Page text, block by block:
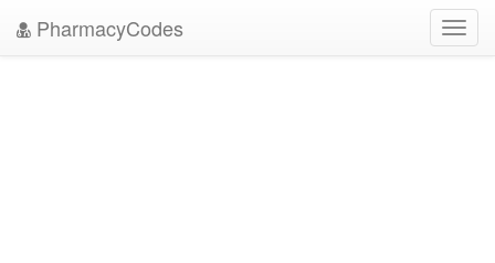
PharmacyCodes